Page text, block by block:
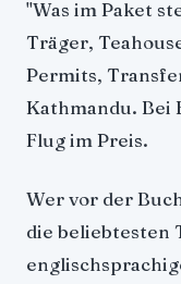
"Was im Paket
Träger,
Permits,
Kathmandu. Bei
Flug im Preis.
Wer vor der
die beliebtesten